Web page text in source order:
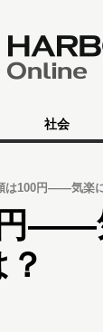
社会
は100円――気楽
――